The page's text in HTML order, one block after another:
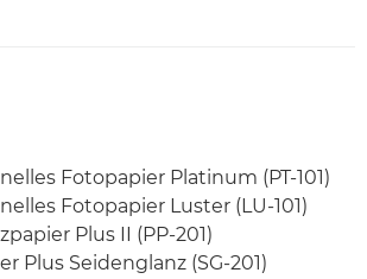
Fotopapier Platinum (PT-101)
Fotopapier Luster (LU-101)
Plus II (PP-201)
Plus Seidenglanz (SG-201)